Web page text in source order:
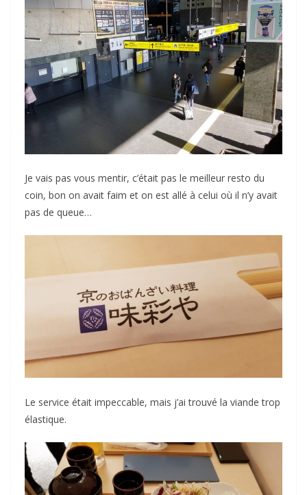
Je vais pas vous mentir, c’était pas le meilleur resto du
coin, bon on avait faim et on est allé à celui où il n’y avait
pas de queue…
Le service était impeccable, mais j’ai trouvé la viande trop
élastique.